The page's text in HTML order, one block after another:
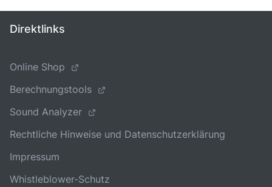
Direktlinks
Online Shop
Berechnungstools
Sound Analyzer
Rechtliche Hinweise und Datenschutzerklärung
Impressum
Whistleblower-Schutz